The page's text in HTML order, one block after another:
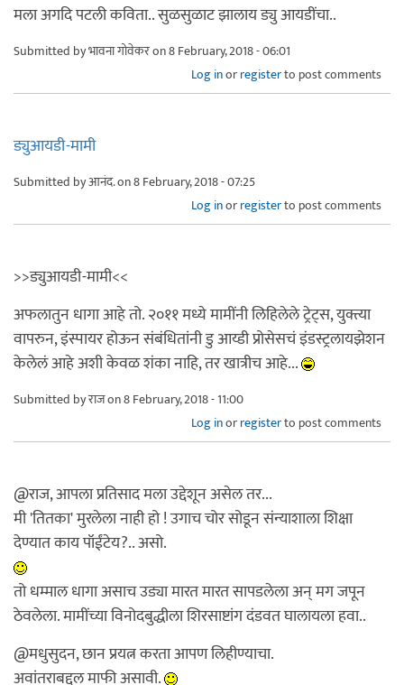
मला अगदि पटली कविता.. सुळसुळाट झालाय ड्यु आयडींचा..
Submitted byभावना गोवेकरon 8 February, 2018 - 06:01
Log inorregisterto post comments
ड्युआयडी-मामी
Submitted byआनंद.on 8 February, 2018 - 07:25
Log inorregisterto post comments
>>ड्युआयडी-मामी<<
अफलातुन धागा आहे तो. २०११ मध्ये मामींनी लिहिलेले ट्रेट्स, युक्त्या
वापरुन, इंस्पायर होऊन संबंधितांनी डु आय्डी प्रोसेसचं इंडस्ट्रलायझेशन
केलेलं आहे अशी केवळ शंका नाहि, तर खात्रीच आहे...
Submitted byराजon 8 February, 2018 - 11:00
Log inorregisterto post comments
@राज, आपला प्रतिसाद मला उद्देशून असेल तर...
मी 'तितका' मुरलेला नाही हो ! उगाच चोर सोडून संन्याशाला शिक्षा
देण्यात काय पॉईंटेय?.. असो.
तो धम्माल धागा असाच उड्या मारत मारत सापडलेला अन् मग जपून
ठेवलेला. मामींच्या विनोदबुद्धीला शिरसाष्टांग दंडवत घालायला हवा..
@मधुसुदन, छान प्रयत्न करता आपण लिहीण्याचा.
अवांतराबद्दल माफी असावी.